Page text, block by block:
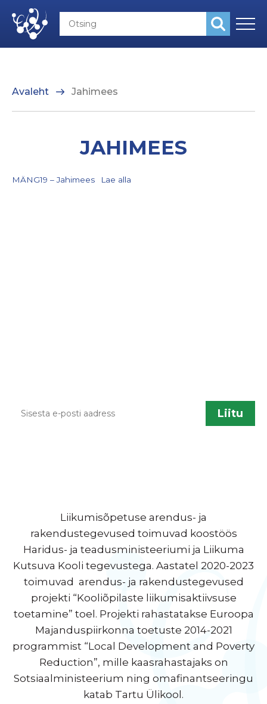
Avaleht Jahimees
JAHIMEES
MÄNG19 – Jahimees Lae alla
Liikumisõpetuse arendus- ja
rakendustegevused toimuvad koostöös
Haridus- ja teadusministeeriumi ja Liikuma
Kutsuva Kooli tegevustega. Aastatel 2020-2023
toimuvad arendus- ja rakendustegevused
projekti “Kooliõpilaste liikumisaktiivsuse
toetamine” toel. Projekti rahastatakse Euroopa
Majanduspiirkonna toetuste 2014-2021
programmist “Local Development and Poverty
Reduction”, mille kaasrahastajaks on
Sotsiaalministeerium ning omafinantseeringu
katab Tartu Ülikool.